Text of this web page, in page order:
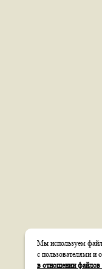
Мы используем
с пользователями и
в отношении файлов